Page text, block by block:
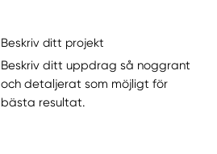
Beskriv ditt projekt
Beskriv ditt uppdrag så noggrant
och detaljerat som möjligt för
bästa resultat.